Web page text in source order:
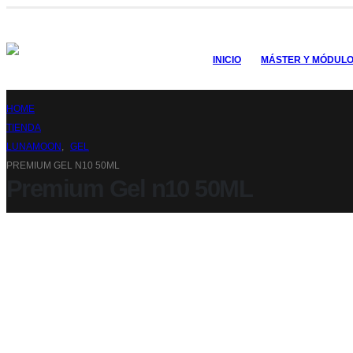
INICIO MÁSTER Y
HOME
TIENDA
LUNAMOON , GEL
PREMIUM GEL N10 50ML